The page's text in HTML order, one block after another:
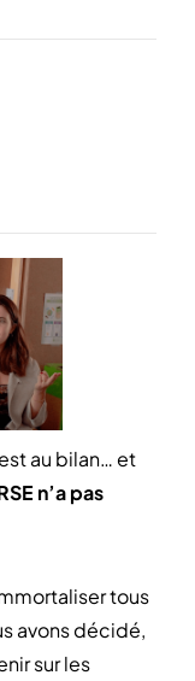
au bilan… et
n’a pas
tous
avons décidé,
sur les